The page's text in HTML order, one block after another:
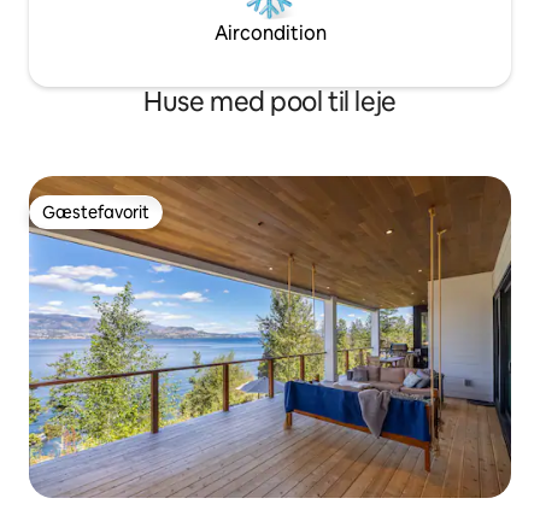
Aircondition
Huse med pool til leje
Gæstefavorit
Gæstefavorit